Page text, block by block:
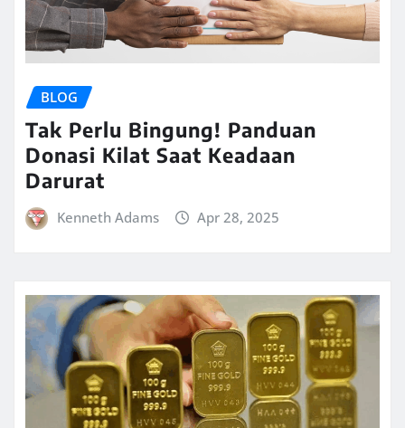
BLOG
Tak Perlu Bingung! Panduan
Donasi Kilat Saat Keadaan
Darurat
Kenneth Adams Apr 28, 2025